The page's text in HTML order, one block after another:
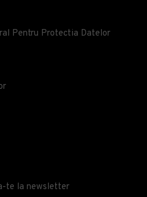
Pentru Protectia Datelor
te la newsletter